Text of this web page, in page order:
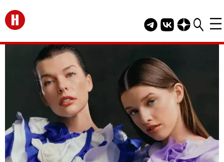
Перейти на главную
Telegram канал
Группа HELLO
Канал